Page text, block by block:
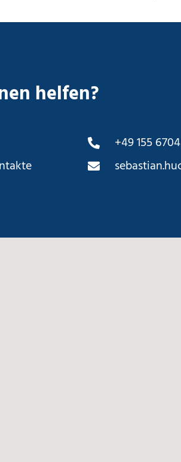
helfen?
+49 155